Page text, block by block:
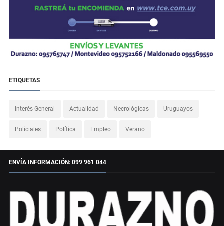
ETIQUETAS
Interés General Actualidad Necrológicas Uruguayos
Policiales Política Empleo Verano
ENVÍA INFORMACIÓN: 099 961 044